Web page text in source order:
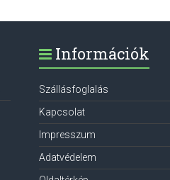
Információk
Szállásfoglalás
Kapcsolat
Impresszum
Adatvédelem